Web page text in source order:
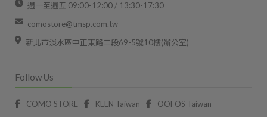
週一至週五 09:00-12:00 / 13:30-17:30
comostore@tmsp.com.tw
新北市淡水區中正東路二段69-5號10樓(辦公室)
Follow Us
COMO STORE KEEN Taiwan OOFOS Taiwan